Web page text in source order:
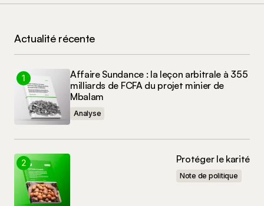
Nom*
Enregistrer mon nom, mon e-mail et mon site
dans le navigateur pour mon prochain
commentaire.
Commenter
Actualité récente
Affaire Sundance : la leçon arbitrale à 355
milliards de FCFA du projet minier de
Mbalam
Analyse
Protéger le karité
Note de politique